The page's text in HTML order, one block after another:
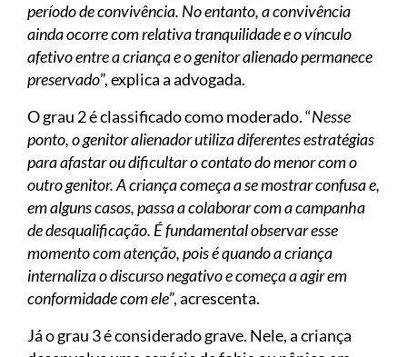
período de convivência. No entanto, a convivência
ainda ocorre com relativa tranquilidade e o vínculo
afetivo entre a criança e o genitor alienado permanece
preservado”, explica a advogada.
O grau 2 é classificado como moderado. “Nesse
ponto, o genitor alienador utiliza diferentes estratégias
para afastar ou dificultar o contato do menor com o
outro genitor. A criança começa a se mostrar confusa e,
em alguns casos, passa a colaborar com a campanha
de desqualificação. É fundamental observar esse
momento com atenção, pois é quando a criança
internaliza o discurso negativo e começa a agir em
conformidade com ele”, acrescenta.
Já o grau 3 é considerado grave. Nele, a criança